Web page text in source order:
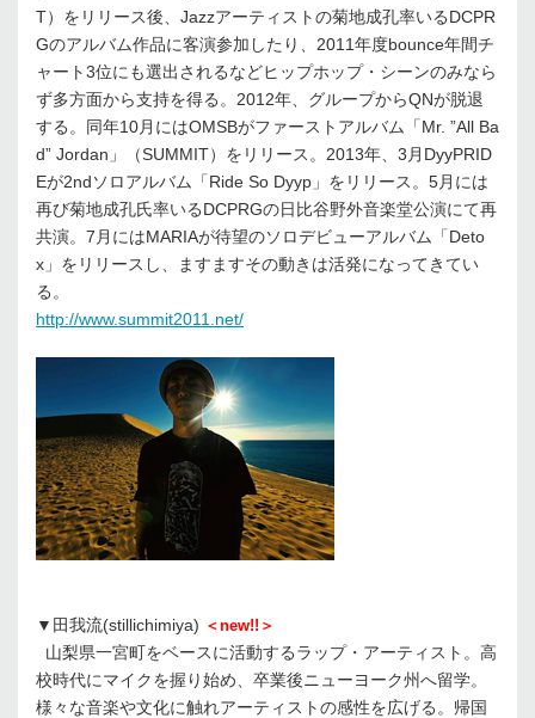
T）をリリース後、Jazzアーティストの菊地成孔率いるDCPR
Gのアルバム作品に客演参加したり、2011年度bounce年間チ
ャート3位にも選出されるなどヒップホップ・シーンのみなら
ず多方面から支持を得る。2012年、グループからQNが脱退
する。同年10月にはOMSBがファーストアルバム「Mr. ”All Ba
d” Jordan」（SUMMIT）をリリース。2013年、3月DyyPRID
Eが2ndソロアルバム「Ride So Dyyp」をリリース。5月には
再び菊地成孔氏率いるDCPRGの日比谷野外音楽堂公演にて再
共演。7月にはMARIAが待望のソロデビューアルバム「Deto
x」をリリースし、ますますその動きは活発になってきてい
る。
http://www.summit2011.net/
▼田我流(stillichimiya) ＜new!!＞
山梨県一宮町をベースに活動するラップ・アーティスト。高
校時代にマイクを握り始め、卒業後ニューヨーク州へ留学。
様々な音楽や文化に触れアーティストの感性を広げる。帰国